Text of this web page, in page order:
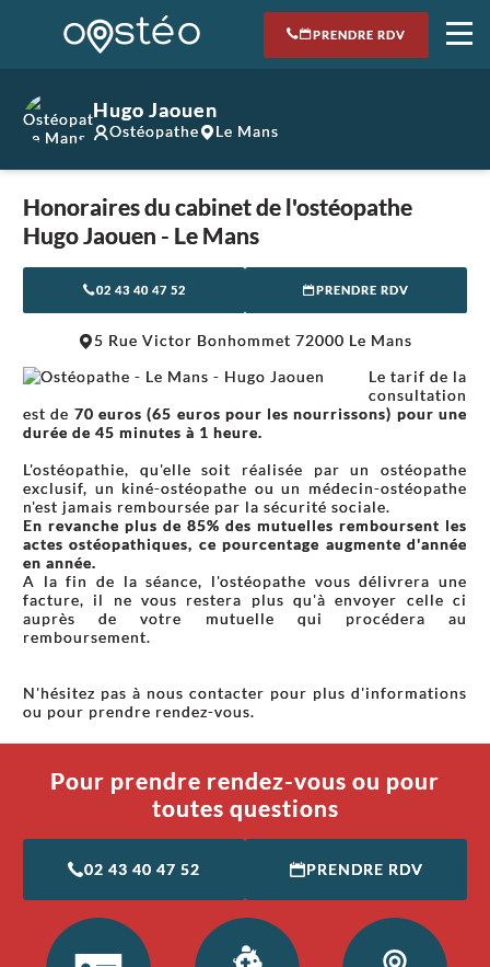
PRENDRE RDV
Hugo Jaouen
Ostéopathe Le Mans
Honoraires du cabinet de l'ostéopathe
Hugo Jaouen - Le Mans
02 43 40 47 52 PRENDRE RDV
5 Rue Victor Bonhommet 72000 Le Mans
Le tarif de la
consultation
est de 70 euros (65 euros pour les nourrissons) pour une
durée de 45 minutes à 1 heure.
L'ostéopathie, qu'elle soit réalisée par un ostéopathe
exclusif, un kiné-ostéopathe ou un médecin-ostéopathe
n'est jamais remboursée par la sécurité sociale.
En revanche plus de 85% des mutuelles remboursent les
actes ostéopathiques, ce pourcentage augmente d'année
en année.
A la fin de la séance, l'ostéopathe vous délivrera une
facture, il ne vous restera plus qu'à envoyer celle ci
auprès de votre mutuelle qui procédera au
remboursement.
N'hésitez pas à nous contacter pour plus d'informations
ou pour prendre rendez-vous.
Pour prendre rendez-vous ou pour
toutes questions
02 43 40 47 52 PRENDRE RDV